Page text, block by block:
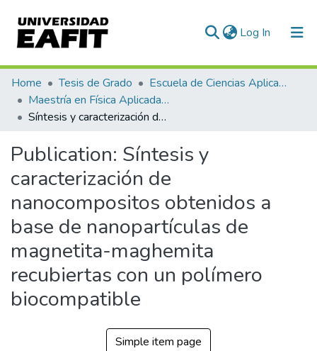
Log In (current)
Communities & Collections
All of DSpace
Home Tesis de Grado
Escuela de Ciencias Aplicadas e Ingeniería
Maestría en Física Aplicada (tesis)
Síntesis y caracterización de nanocompositos obtenidos a base de nanopartículas de magnetita-maghemita recubiertas con un polímero biocompatible
Publication: Síntesis y
caracterización de
nanocompositos obtenidos a
base de nanopartículas de
magnetita-maghemita
recubiertas con un polímero
biocompatible
Simple item page